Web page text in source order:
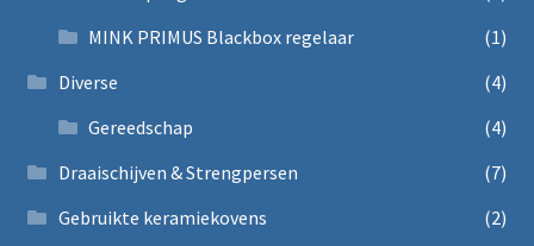
MINK PRIMUS Blackbox regelaar
(1)
Diverse
(4)
Gereedschap
(4)
Draaischijven & Strengpersen
(7)
Gebruikte keramiekovens
(2)